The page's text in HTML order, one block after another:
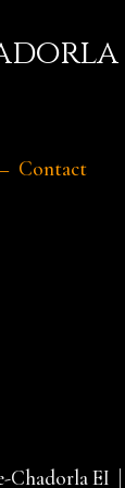
– Contact
Chadorla EI